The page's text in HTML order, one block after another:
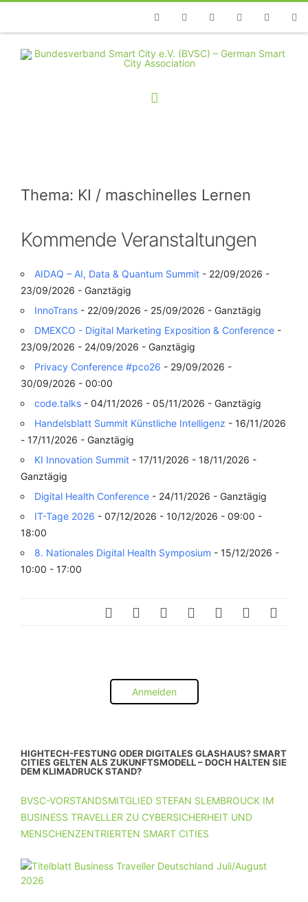
TelefonFacebookTwitterYoutubeInstagramLinkedin
Thema: KI / maschinelles Lernen
Kommende Veranstaltungen
AIDAQ – AI, Data & Quantum Summit - 22/09/2026 -
23/09/2026 - Ganztägig
InnoTrans - 22/09/2026 - 25/09/2026 - Ganztägig
DMEXCO - Digital Marketing Exposition & Conference -
23/09/2026 - 24/09/2026 - Ganztägig
Privacy Conference #pco26 - 29/09/2026 -
30/09/2026 - 00:00
code.talks - 04/11/2026 - 05/11/2026 - Ganztägig
Handelsblatt Summit Künstliche Intelligenz - 16/11/2026
- 17/11/2026 - Ganztägig
KI Innovation Summit - 17/11/2026 - 18/11/2026 -
Ganztägig
Digital Health Conference - 24/11/2026 - Ganztägig
IT-Tage 2026 - 07/12/2026 - 10/12/2026 - 09:00 -
18:00
8. Nationales Digital Health Symposium - 15/12/2026 -
10:00 - 17:00
Anmelden
HIGHTECH-FESTUNG ODER DIGITALES GLASHAUS? SMART
CITIES GELTEN ALS ZUKUNFTSMODELL – DOCH HALTEN SIE
DEM KLIMADRUCK STAND?
BVSC-VORSTANDSMITGLIED STEFAN SLEMBROUCK IM
BUSINESS TRAVELLER ZU CYBERSICHERHEIT UND
MENSCHENZENTRIERTEN SMART CITIES